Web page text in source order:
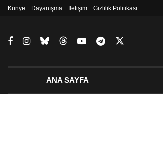
Künye Dayanışma İletişim Gizlilik Politikası
ANA SAYFA